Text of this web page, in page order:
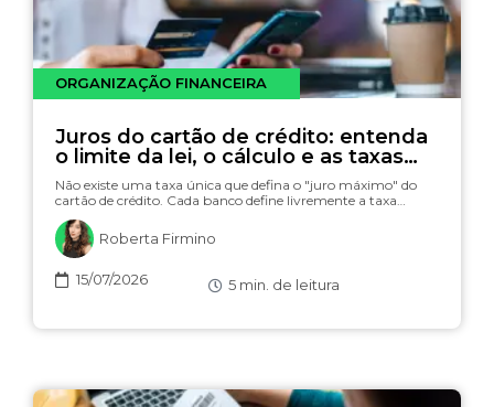
ORGANIZAÇÃO FINANCEIRA
Juros do cartão de crédito: entenda
o limite da lei, o cálculo e as taxas
(com simulador)
Não existe uma taxa única que defina o "juro máximo" do
cartão de crédito. Cada banco define livremente a taxa…
Roberta Firmino
15/07/2026 5 min. de leitura